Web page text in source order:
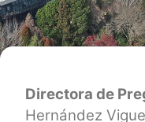
Directora de
Hernández